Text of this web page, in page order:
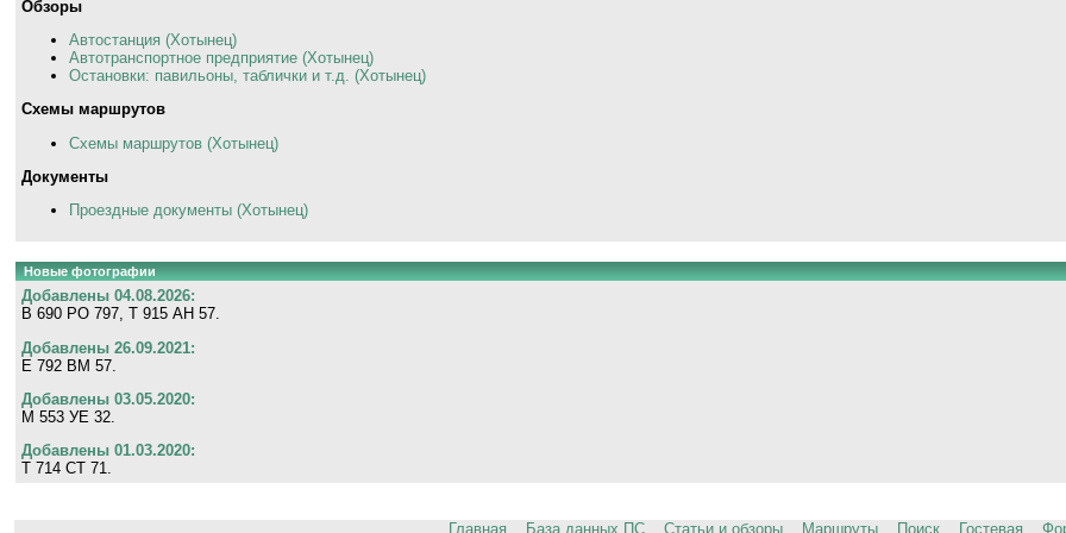
Обзоры
Автостанция (Хотынец)
Автотранспортное предприятие (Хотынец)
Остановки: павильоны, таблички и т.д. (Хотынец)
Схемы маршрутов
Схемы маршрутов (Хотынец)
Документы
Проездные документы (Хотынец)
Новые фотографии
Добавлены 04.08.2026:
В 690 РО 797, Т 915 АН 57.
Добавлены 26.09.2021:
Е 792 ВМ 57.
Добавлены 03.05.2020:
М 553 УЕ 32.
Добавлены 01.03.2020:
Т 714 СТ 71.
Главная База данных ПС Статьи и обзоры Маршруты Поиск Гостевая